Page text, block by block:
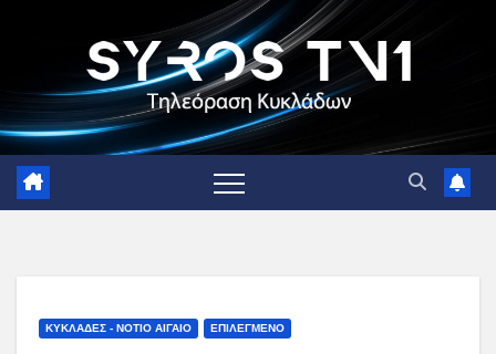
ΚΥΚΛΑΔΕΣ - ΝΟΤΙΟ ΑΙΓΑΙΟ ΕΠΙΛΕΓΜΕΝΟ